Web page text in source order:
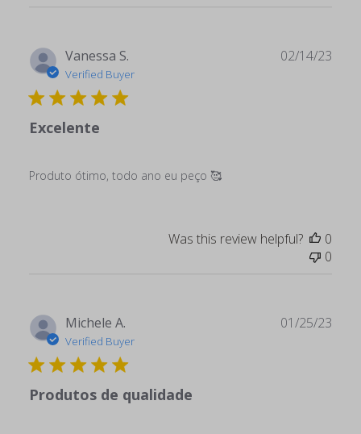
Vanessa S.
Verified Buyer
Excelente
Produto ótimo, todo ano eu peço 🥰
02/14/23
Was this review helpful?
0
0
Michele A.
Verified Buyer
Produtos de qualidade
01/25/23